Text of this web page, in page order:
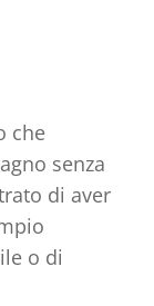
che
senza
di aver
o di